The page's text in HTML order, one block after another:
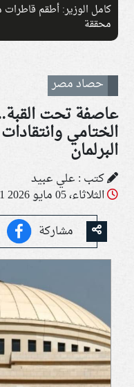
كامل الوزير: أطقم قاطرات
محققة
حصاد مصر
عاصفة تحت
الختامي
البرلمان
كتب : علي عبيد
الثلاثاء، 05 مايو 2026 03:51 م
مشاركة